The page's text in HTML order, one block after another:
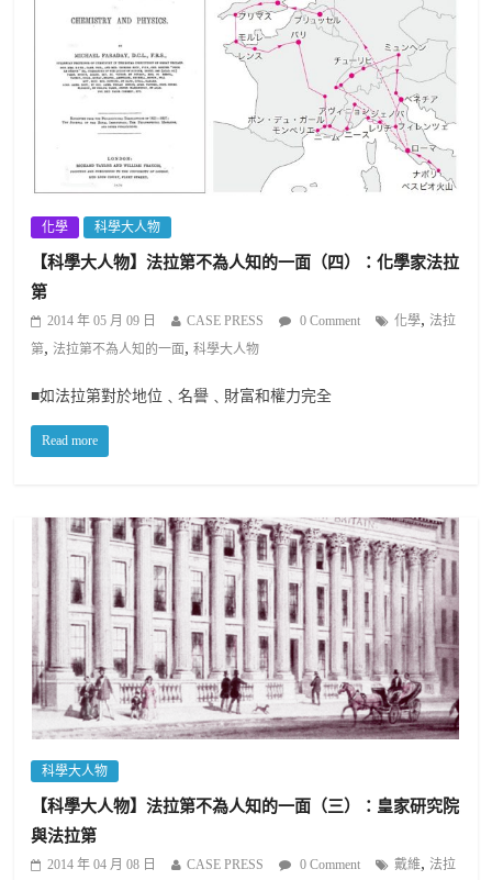
化學 科學大人物
【科學大人物】法拉第不為人知的一面（四）：化學家法拉
第
2014 年 05 月 09 日 CASE PRESS 0 Comment 化學, 法拉
第, 法拉第不為人知的一面,科學大人物
■如法拉第對於地位﹑名譽﹑財富和權力完全
Read more
科學大人物
【科學大人物】法拉第不為人知的一面（三）：皇家研究院
與法拉第
2014 年 04 月 08 日 CASE PRESS 0 Comment 戴維, 法拉